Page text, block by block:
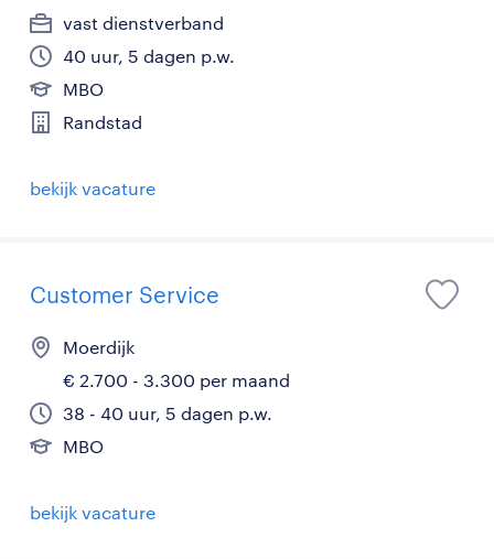
vast dienstverband
40 uur, 5 dagen p.w.
MBO
Randstad
bekijk vacature
Customer Service
Moerdijk
€ 2.700 - 3.300 per maand
38 - 40 uur, 5 dagen p.w.
MBO
bekijk vacature